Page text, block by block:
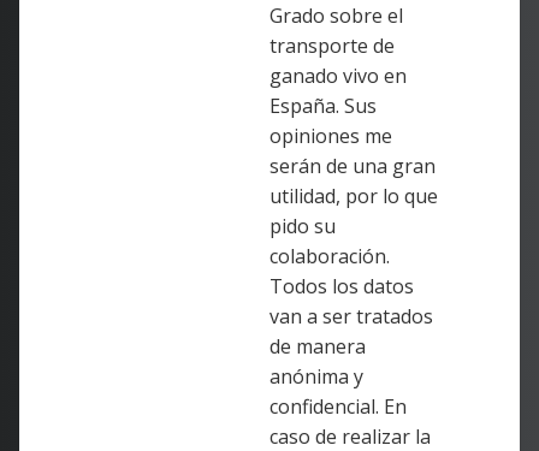
Grado sobre el
transporte de
ganado vivo en
España. Sus
opiniones me
serán de una gran
utilidad, por lo que
pido su
colaboración.
Todos los datos
van a ser tratados
de manera
anónima y
confidencial. En
caso de realizar la